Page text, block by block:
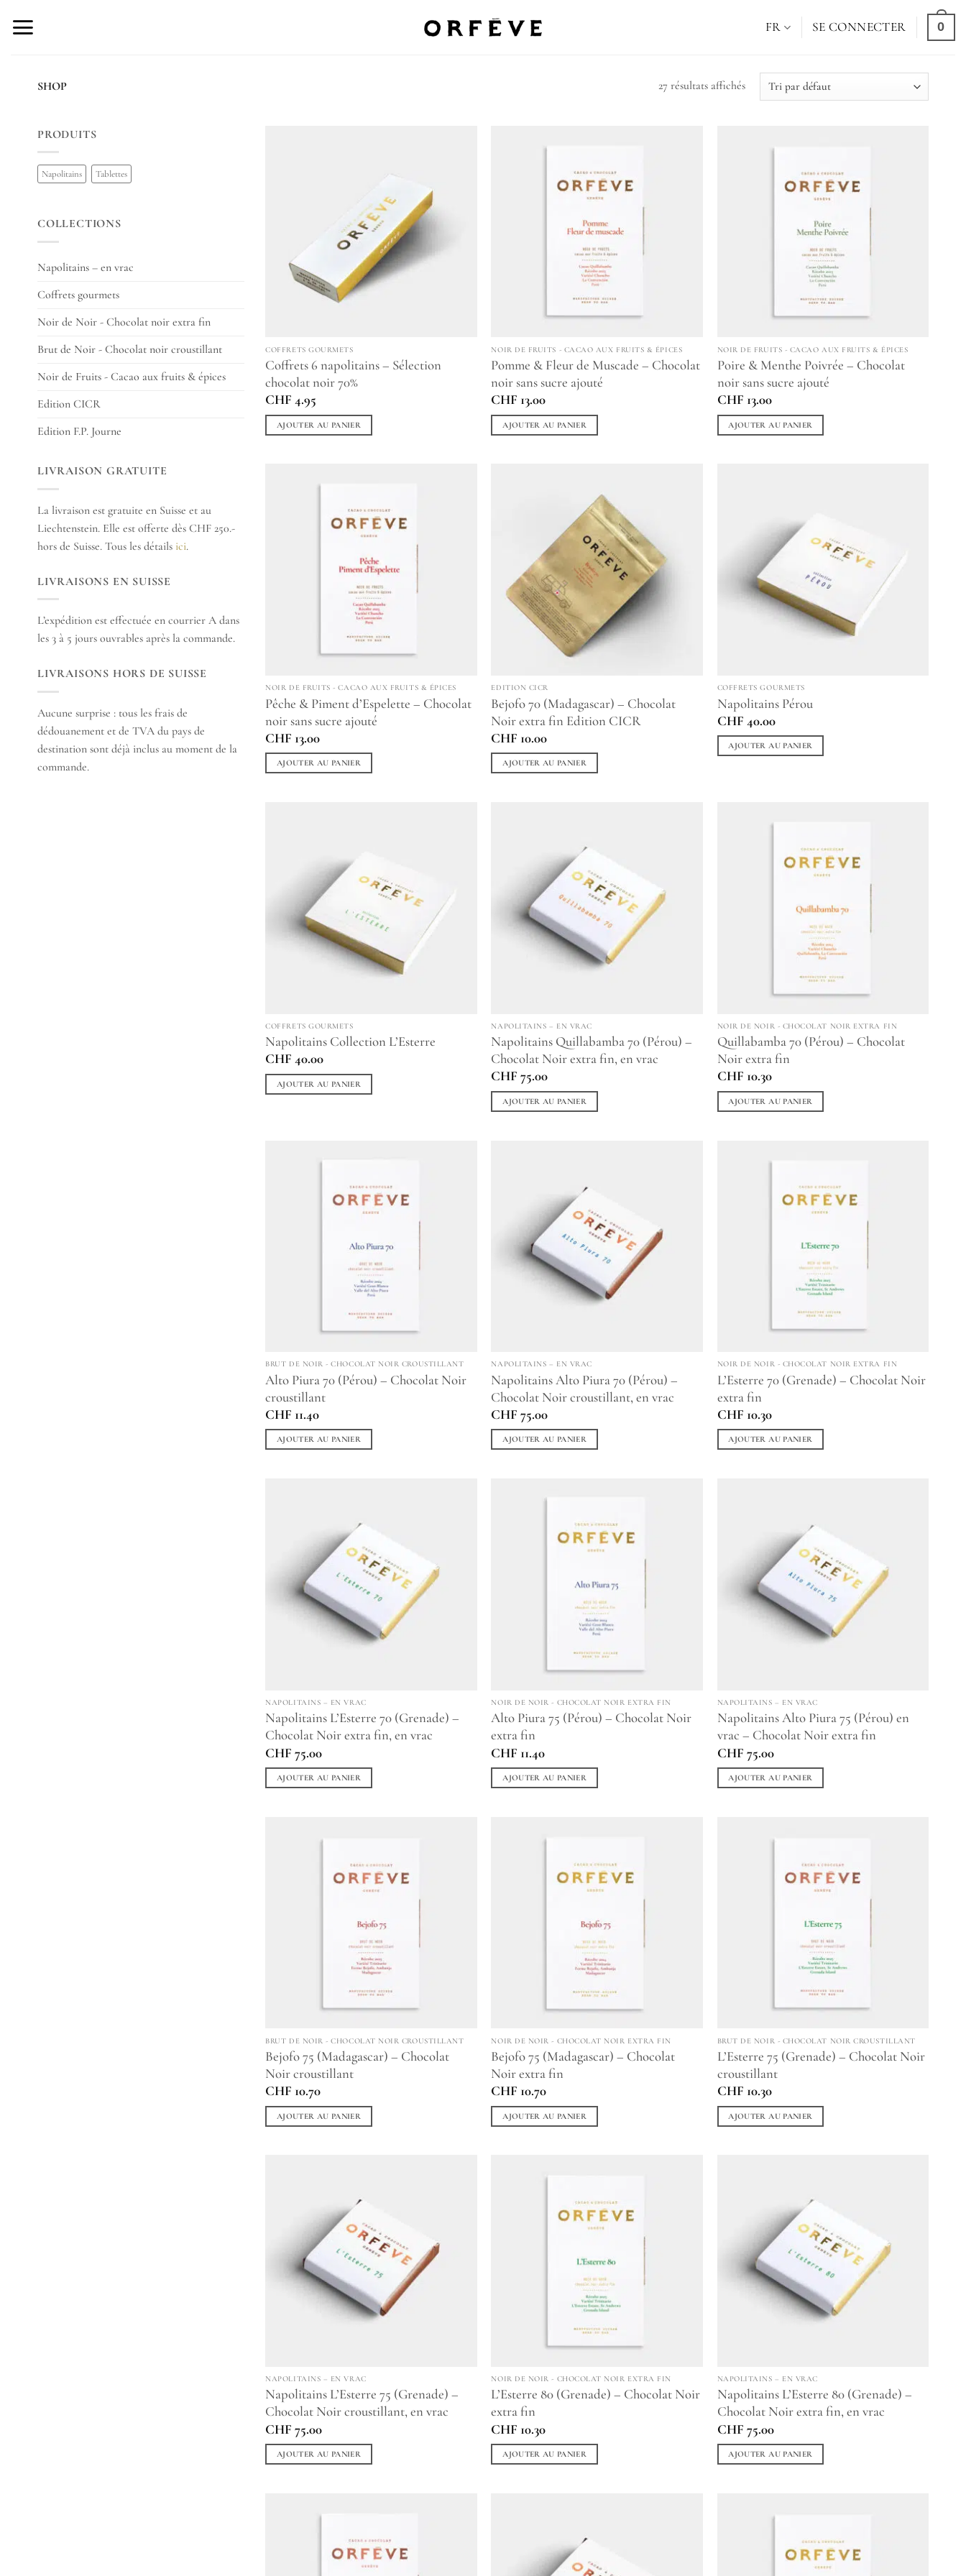
FR SE CONNECTER 0
SHOP 27 résultats affichés
PRODUITS
Napolitains Tablettes
COLLECTIONS
Napolitains – en vrac
Coffrets gourmets
Noir de Noir - Chocolat noir extra fin
Brut de Noir - Chocolat noir croustillant
Noir de Fruits - Cacao aux fruits & épices
Edition CICR
Edition F.P. Journe
LIVRAISON GRATUITE
La livraison est gratuite en Suisse et au
Liechtenstein. Elle est offerte dès CHF 250.-
hors de Suisse. Tous les détails ici.
LIVRAISONS EN SUISSE
L’expédition est effectuée en courrier A dans
les 3 à 5 jours ouvrables après la commande.
LIVRAISONS HORS DE SUISSE
Aucune surprise : tous les frais de
dédouanement et de TVA du pays de
destination sont déjà inclus au moment de la
commande.
COFFRETS GOURMETS
Coffrets 6 napolitains – Sélection
chocolat noir 70%
CHF 4.95
AJOUTER AU PANIER
NOIR DE FRUITS - CACAO AUX FRUITS & ÉPICES
Pomme & Fleur de Muscade – Chocolat
noir sans sucre ajouté
CHF 13.00
AJOUTER AU PANIER
NOIR DE FRUITS - CACAO AUX FRUITS & ÉPICES
Poire & Menthe Poivrée – Chocolat
noir sans sucre ajouté
CHF 13.00
AJOUTER AU PANIER
NOIR DE FRUITS - CACAO AUX FRUITS & ÉPICES
Pêche & Piment d’Espelette – Chocolat
noir sans sucre ajouté
CHF 13.00
AJOUTER AU PANIER
EDITION CICR
Bejofo 70 (Madagascar) – Chocolat
Noir extra fin Edition CICR
CHF 10.00
AJOUTER AU PANIER
COFFRETS GOURMETS
Napolitains Pérou
CHF 40.00
AJOUTER AU PANIER
COFFRETS GOURMETS
Napolitains Collection L’Esterre
CHF 40.00
AJOUTER AU PANIER
NAPOLITAINS – EN VRAC
Napolitains Quillabamba 70 (Pérou) –
Chocolat Noir extra fin, en vrac
CHF 75.00
AJOUTER AU PANIER
NOIR DE NOIR - CHOCOLAT NOIR EXTRA FIN
Quillabamba 70 (Pérou) – Chocolat
Noir extra fin
CHF 10.30
AJOUTER AU PANIER
BRUT DE NOIR - CHOCOLAT NOIR CROUSTILLANT
Alto Piura 70 (Pérou) – Chocolat Noir
croustillant
CHF 11.40
AJOUTER AU PANIER
NAPOLITAINS – EN VRAC
Napolitains Alto Piura 70 (Pérou) –
Chocolat Noir croustillant, en vrac
CHF 75.00
AJOUTER AU PANIER
NOIR DE NOIR - CHOCOLAT NOIR EXTRA FIN
L’Esterre 70 (Grenade) – Chocolat Noir
extra fin
CHF 10.30
AJOUTER AU PANIER
NAPOLITAINS – EN VRAC
Napolitains L’Esterre 70 (Grenade) –
Chocolat Noir extra fin, en vrac
CHF 75.00
AJOUTER AU PANIER
NOIR DE NOIR - CHOCOLAT NOIR EXTRA FIN
Alto Piura 75 (Pérou) – Chocolat Noir
extra fin
CHF 11.40
AJOUTER AU PANIER
NAPOLITAINS – EN VRAC
Napolitains Alto Piura 75 (Pérou) en
vrac – Chocolat Noir extra fin
CHF 75.00
AJOUTER AU PANIER
BRUT DE NOIR - CHOCOLAT NOIR CROUSTILLANT
Bejofo 75 (Madagascar) – Chocolat
Noir croustillant
CHF 10.70
AJOUTER AU PANIER
NOIR DE NOIR - CHOCOLAT NOIR EXTRA FIN
Bejofo 75 (Madagascar) – Chocolat
Noir extra fin
CHF 10.70
AJOUTER AU PANIER
BRUT DE NOIR - CHOCOLAT NOIR CROUSTILLANT
L’Esterre 75 (Grenade) – Chocolat Noir
croustillant
CHF 10.30
AJOUTER AU PANIER
NAPOLITAINS – EN VRAC
Napolitains L’Esterre 75 (Grenade) –
Chocolat Noir croustillant, en vrac
CHF 75.00
AJOUTER AU PANIER
NOIR DE NOIR - CHOCOLAT NOIR EXTRA FIN
L’Esterre 80 (Grenade) – Chocolat Noir
extra fin
CHF 10.30
AJOUTER AU PANIER
NAPOLITAINS – EN VRAC
Napolitains L’Esterre 80 (Grenade) –
Chocolat Noir extra fin, en vrac
CHF 75.00
AJOUTER AU PANIER